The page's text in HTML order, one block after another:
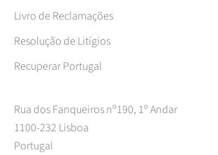
Livro de Reclamações
Resolução de Litígios
Recuperar Portugal
Rua dos Fanqueiros nº190, 1º Andar
1100-232 Lisboa
Portugal